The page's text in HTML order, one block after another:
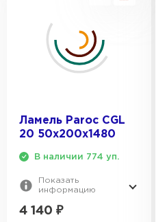
Ламель Paroc CGL
20 50х200х1480
В наличии 774 уп.
Показать
информацию
4 140 ₽